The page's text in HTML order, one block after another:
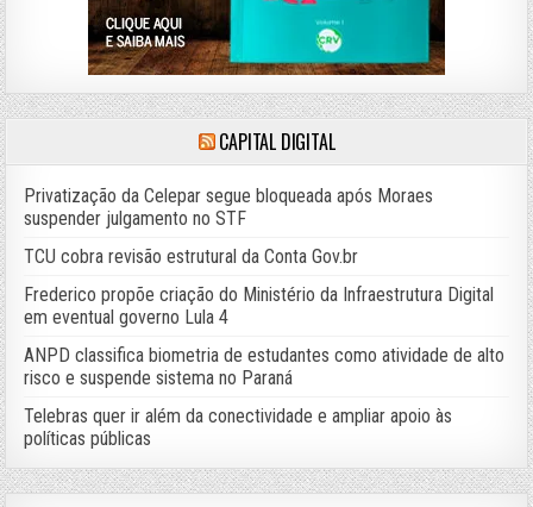
CAPITAL DIGITAL
Privatização da Celepar segue bloqueada após Moraes
suspender julgamento no STF
TCU cobra revisão estrutural da Conta Gov.br
Frederico propõe criação do Ministério da Infraestrutura Digital
em eventual governo Lula 4
ANPD classifica biometria de estudantes como atividade de alto
risco e suspende sistema no Paraná
Telebras quer ir além da conectividade e ampliar apoio às
políticas públicas